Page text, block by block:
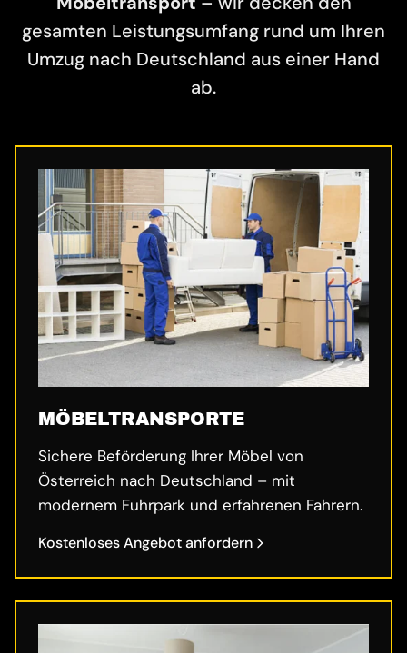
gesamten Leistungsumfang rund um Ihren
Umzug nach Deutschland aus einer Hand
ab.
MÖBELTRANSPORTE
Sichere Beförderung Ihrer Möbel von
Österreich nach Deutschland – mit
modernem Fuhrpark und erfahrenen Fahrern.
Kostenloses Angebot anfordern